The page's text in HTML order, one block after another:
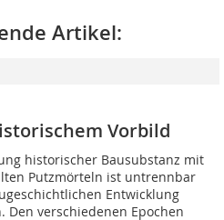
Artikel:
Vorbild
historischer Bausubstanz mit
Putzmörteln ist untrennbar
Entwicklung
Den verschiedenen Epochen